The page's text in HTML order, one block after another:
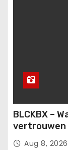
BLCKBX –
vertrouwen
Aug 8, 2026